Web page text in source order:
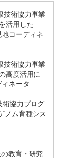
技術協力事業
活用した
コーディネ
技術協力事業
高度活用に
ネータ
術協力プログ
ノム育種シス
の教育・研究